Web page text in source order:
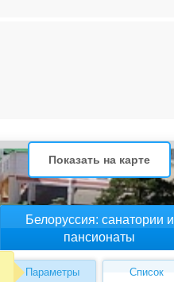
Показать на карте
Белоруссия: санатории и
пансионаты
Параметры Список